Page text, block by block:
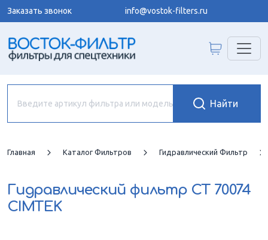
Заказать звонок info@vostok-filters.ru
Главная Каталог Фильтров Гидравлический Фильтр
Гидравлический фильтр CT 70074
CIMTEK